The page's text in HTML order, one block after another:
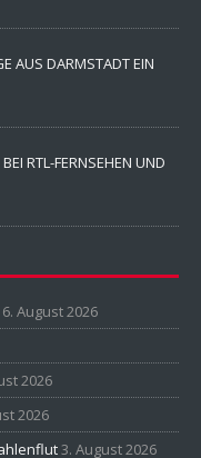
AUS DARMSTADT EIN
RTL-FERNSEHEN UND
6. August 2026
2026
2026
3. August 2026